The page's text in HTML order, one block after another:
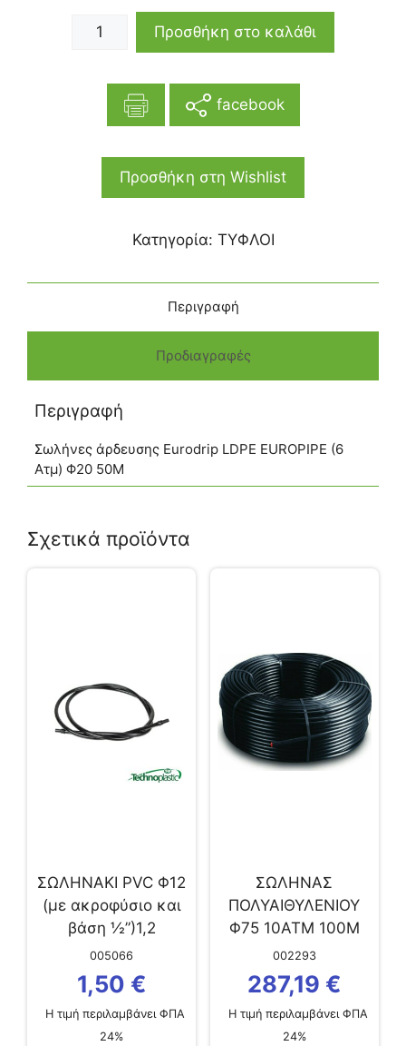
Προσθήκη στο καλάθι
facebook
Προσθήκη στη Wishlist
Κατηγορία: ΤΥΦΛΟΙ
Περιγραφή
Προδιαγραφές
Περιγραφή
Σωλήνες άρδευσης Eurodrip LDPE EUROPIPE (6
Ατμ) Φ20 50M
Σχετικά προϊόντα
ΣΩΛΗΝΑΚΙ PVC Φ12
(με ακροφύσιο και
βάση ½”)1,2
005066
1,50 €
Η τιμή περιλαμβάνει ΦΠΑ
24%
ΣΩΛΗΝΑΣ
ΠΟΛΥΑΙΘΥΛΕΝΙΟΥ
Φ75 10ΑΤΜ 100Μ
002293
287,19 €
Η τιμή περιλαμβάνει ΦΠΑ
24%